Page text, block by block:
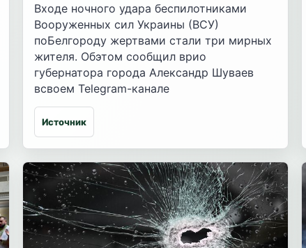
Входе ночного удара беспилотниками
Вооруженных сил Украины (ВСУ)
поБелгороду жертвами стали три мирных
жителя. Обэтом сообщил врио
губернатора города Александр Шуваев
всвоем Telegram-канале
Источник